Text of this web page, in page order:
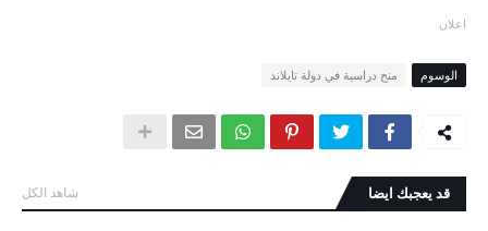
اعلان
الوسوم منح دراسية في دولة تايلاند
قد يعجبك ايضا شاهد الكل